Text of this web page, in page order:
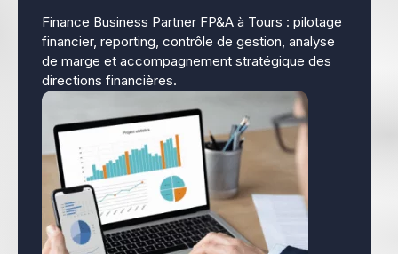
Finance Business Partner FP&A à Tours : pilotage
financier, reporting, contrôle de gestion, analyse
de marge et accompagnement stratégique des
directions financières.